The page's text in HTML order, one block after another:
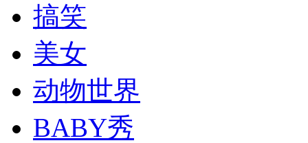
司机酒驾遇交警 急速倒车逃窜
搞笑
美女
动物世界
BABY秀